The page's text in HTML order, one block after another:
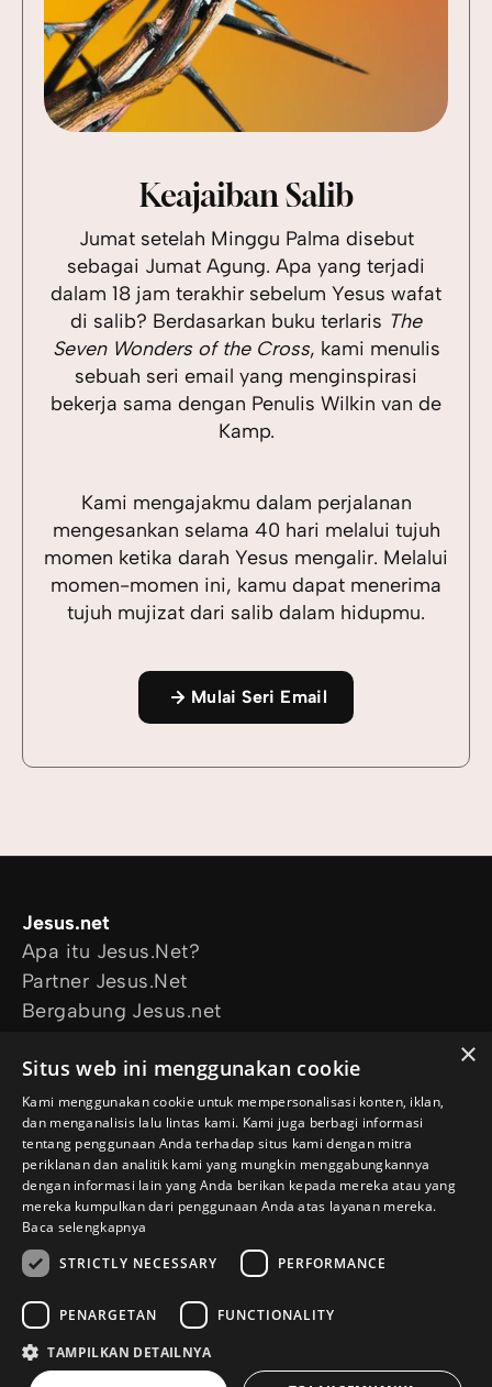
Keajaiban Salib
Jumat setelah Minggu Palma disebut
sebagai Jumat Agung. Apa yang terjadi
dalam 18 jam terakhir sebelum Yesus wafat
di salib? Berdasarkan buku terlaris The
Seven Wonders of the Cross, kami menulis
sebuah seri email yang menginspirasi
bekerja sama dengan Penulis Wilkin van de
Kamp.
Kami mengajakmu dalam perjalanan
mengesankan selama 40 hari melalui tujuh
momen ketika darah Yesus mengalir. Melalui
momen-momen ini, kamu dapat menerima
tujuh mujizat dari salib dalam hidupmu.
Mulai Seri Email
Jesus.net
Apa itu Jesus.Net?
Partner Jesus.Net
Bergabung Jesus.net
Artikel
Video
Proyek kami
Aku mau didoakan
Aku punya pertanyaan
Ikuti kami
© Copyright 2026 id.Jesus.net Kebijakan Privasi
×
Situs web ini menggunakan cookie
Kami menggunakan cookie untuk mempersonalisasi konten, iklan,
dan menganalisis lalu lintas kami. Kami juga berbagi informasi
tentang penggunaan Anda terhadap situs kami dengan mitra
periklanan dan analitik kami yang mungkin menggabungkannya
dengan informasi lain yang Anda berikan kepada mereka atau yang
mereka kumpulkan dari penggunaan Anda atas layanan mereka.
Baca selengkapnya
STRICTLY NECESSARY
PERFORMANCE
PENARGETAN FUNCTIONALITY
TAMPILKAN DETAILNYA